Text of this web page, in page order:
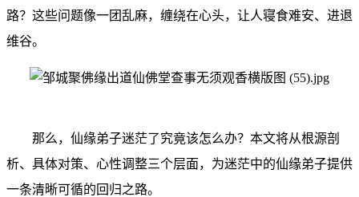
路？这些问题像一团乱麻，缠绕在心头，让人寝食难安、进退
维谷。
那么，仙缘弟子迷茫了究竟该怎么办？本文将从根源剖
析、具体对策、心性调整三个层面，为迷茫中的仙缘弟子提供
一条清晰可循的回归之路。